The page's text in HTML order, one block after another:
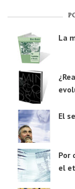
La
El
Por
el